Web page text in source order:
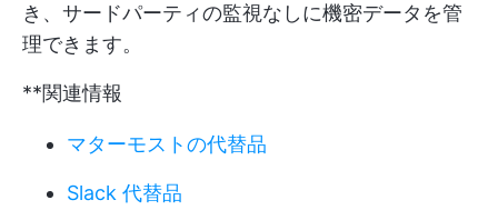
き、サードパーティの監視なしに機密データを管
理できます。
**関連情報
マターモストの代替品
Slack 代替品